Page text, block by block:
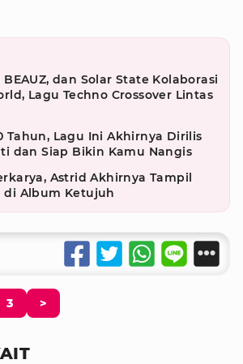
dan Solar State Kolaborasi
Lagu Techno Crossover Lintas
Tahun, Lagu Ini Akhirnya Dirilis
dan Siap Bikin Kamu Nangis
Astrid Akhirnya Tampil
di Album Ketujuh
3 >